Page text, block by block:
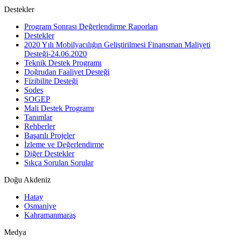
Destekler
Program Sonrası Değerlendirme Raporları
Destekler
2020 Yılı Mobilyacılığın Geliştirilmesi Finansman Maliyeti
Desteği-24.06.2020
Teknik Destek Programı
Doğrudan Faaliyet Desteği
Fizibilite Desteği
Sodes
SOGEP
Mali Destek Programı
Tanımlar
Rehberler
Başarılı Projeler
İzleme ve Değerlendirme
Diğer Destekler
Sıkça Sorulan Sorular
Doğu Akdeniz
Hatay
Osmaniye
Kahramanmaraş
Medya